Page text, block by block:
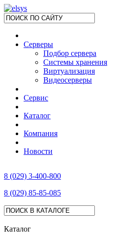
Серверы
Подбор сервера
Системы хранения
Виртуализация
Видеосерверы
Сервис
Каталог
Компания
Новости
8 (029) 3-400-800
8 (029) 85-85-085
Каталог